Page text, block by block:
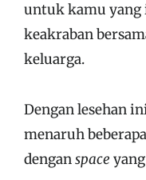
untuk kamu yang
keakraban
keluarga.
Dengan lesehan
menaruh
denganspace